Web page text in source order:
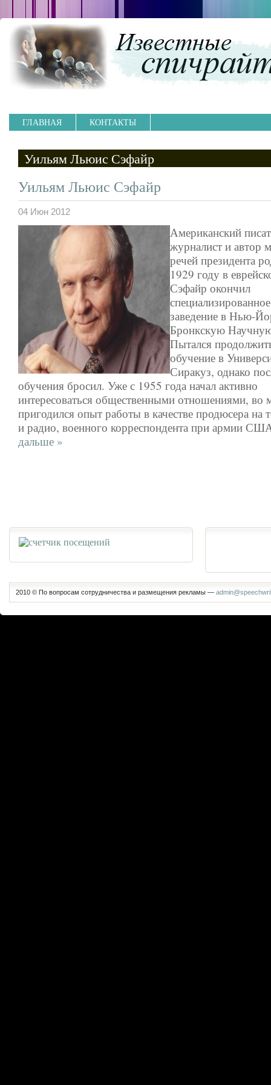
ГЛАВНАЯ КОНТАКТЫ
Уильям Льюис Сэфайр
Уильям Льюис Сэфайр
04 Июн 2012
Американский
журналист и автор
речей президента
1929 году в
Сэфайр окончил
заведение в Нью-
Бронкскую
Пытался
обучение в
Сиракуз, однако
обучения бросил. Уже с 1955 года начал активно
интересоваться общественными отношениями, во
пригодился опыт работы в качестве продюсера на
и радио, военного корреспондента при армии
дальше »
2010 © По вопросам сотрудничества и размещения рекламы —